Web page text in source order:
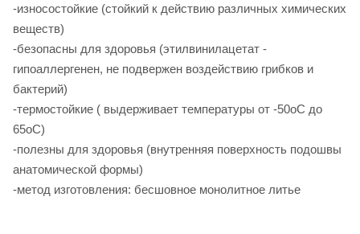
-износостойкие (стойкий к действию различных химических
веществ)
-безопасны для здоровья (этилвинилацетат -
гипоаллергенен, не подвержен воздействию грибков и
бактерий)
-термостойкие ( выдерживает температуры от -50оС до
65оС)
-полезны для здоровья (внутренняя поверхность подошвы
анатомической формы)
-метод изготовления: бесшовное монолитное литье